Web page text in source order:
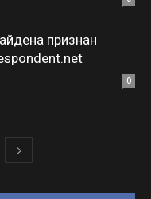
признан
0